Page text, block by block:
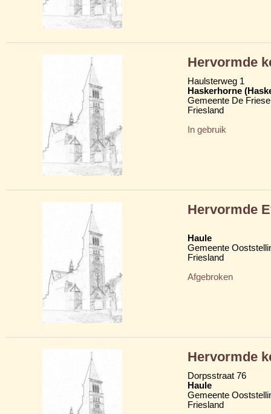
Hervormde
Haulsterweg 1
Haskerhorne
Gemeente De
Friesland
In gebruik
Hervormde
Haule
Gemeente
Friesland
Afgebroken
Hervormde
Dorpsstraat 76
Haule
Gemeente
Friesland